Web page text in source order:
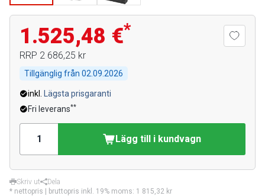
1.525,48 €*
RRP 2 686,25 kr
Tillgänglig från 02.09.2026
inkl.
Lägsta prisgaranti
Fri leverans**
Lägg till i kundvagn
Skriv ut
Dela
* nettopris | bruttopris inkl. 19% moms: 1 815,32 kr